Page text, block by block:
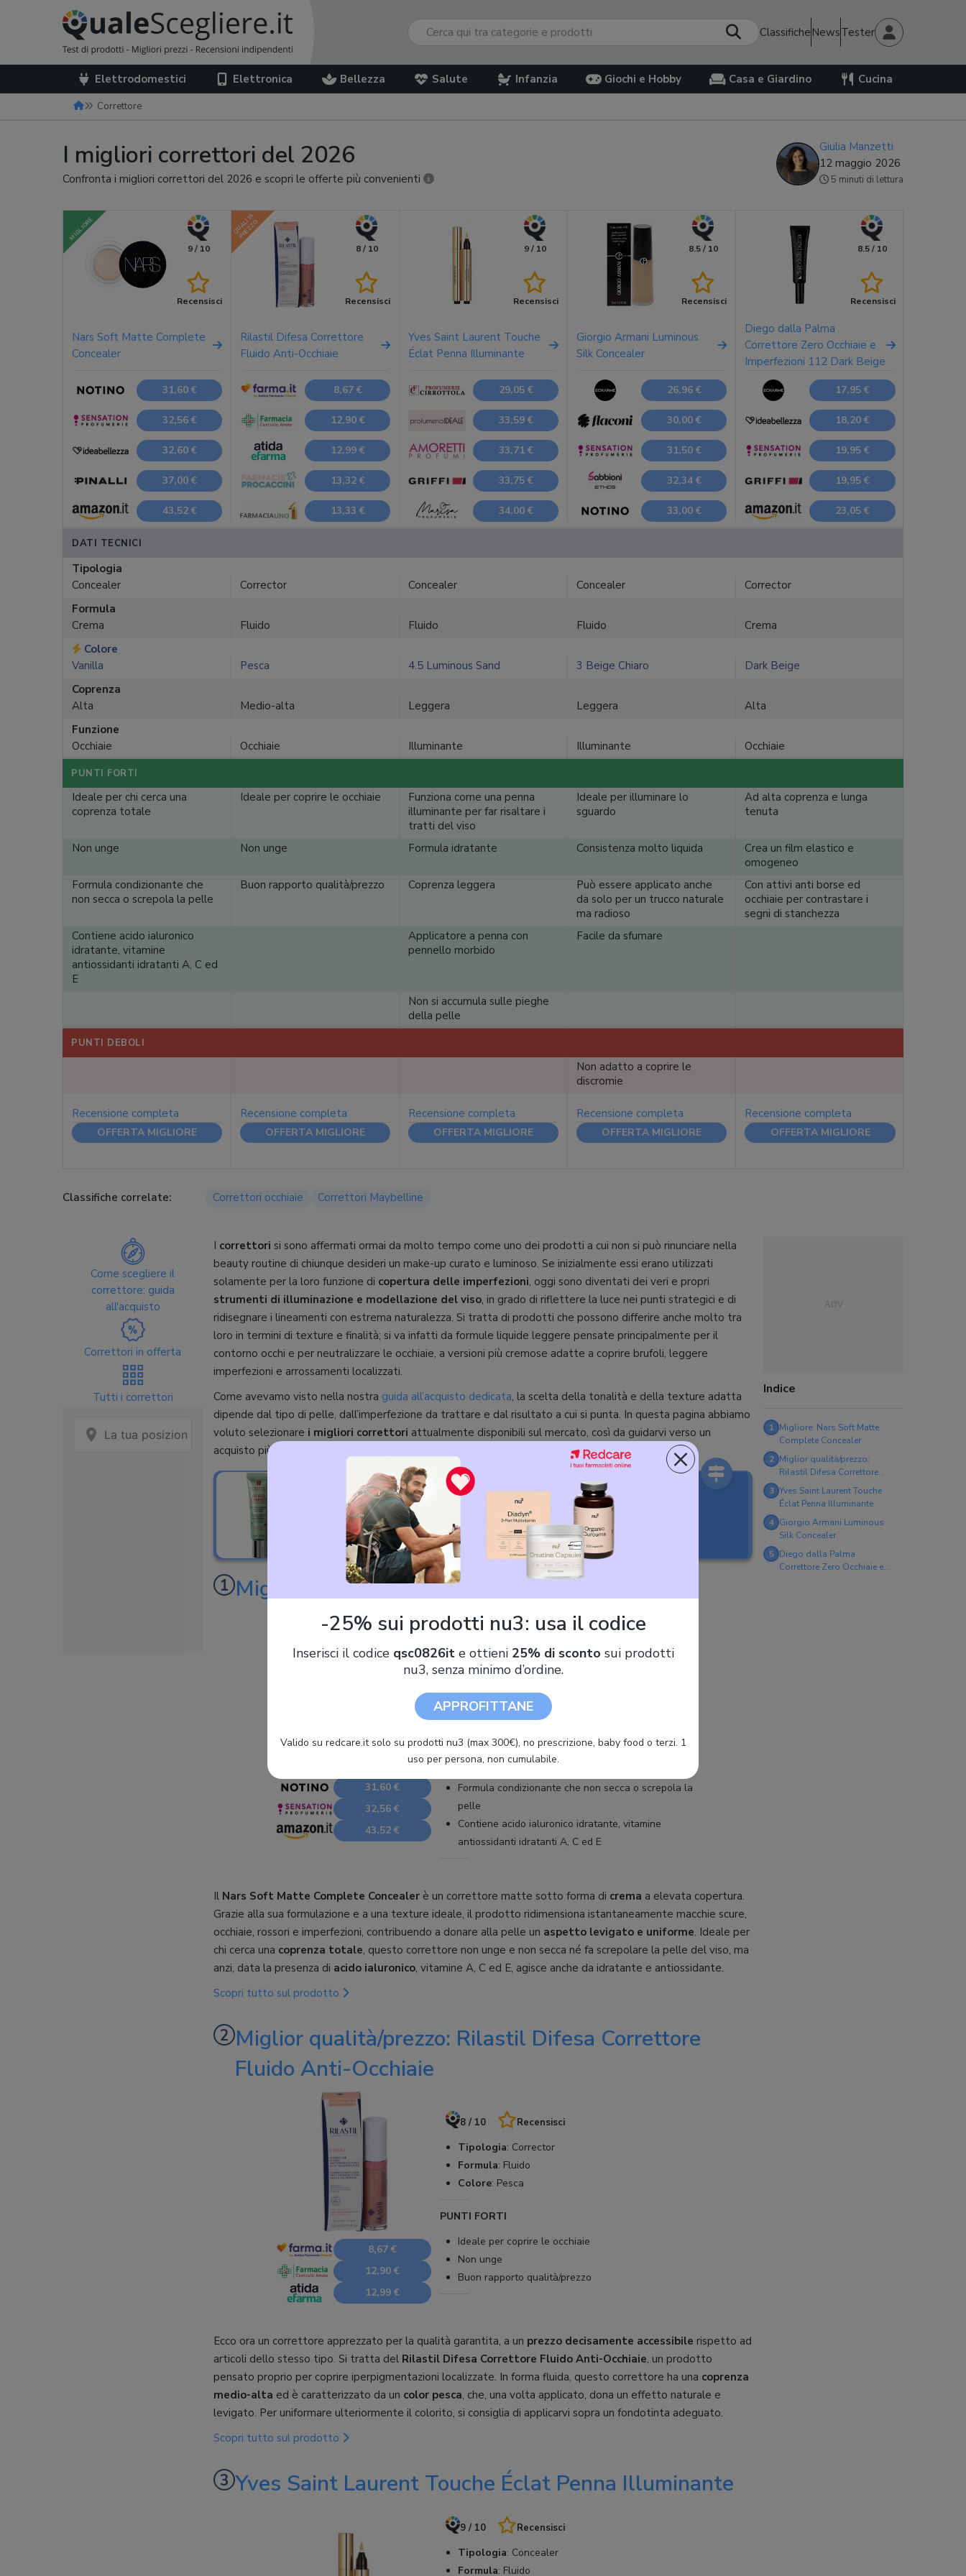
Classifiche NewsTester
Elettrodomestici Elettronica Bellezza Salute Infanzia Giochi e Hobby Casa e Giardino Cucina
Correttore
I migliori correttori del 2026
Confronta i migliori correttori del 2026 e scopri le offerte più convenienti
Giulia Manzetti
12 maggio 2026
5 minuti di lettura
MIGLIORE
9 / 10
Recensisci
QUALITÀ
PREZZO
8 / 10
Recensisci
9 / 10
Recensisci
8.5 / 10
Recensisci
8.5 / 10
Recensisci
Nars Soft Matte Complete
Concealer
Rilastil Difesa Correttore
Fluido Anti-Occhiaie
Yves Saint Laurent Touche
Éclat Penna Illuminante
Giorgio Armani Luminous
Silk Concealer
Diego dalla Palma
Correttore Zero Occhiaie e
Imperfezioni 112 Dark Beige
31,60 € 8,67 € 29,05 € 26,96 € 17,95 €
32,56 € 12,90 € 33,59 € 30,00 € 18,20 €
32,60 € 12,99 € 33,71 € 31,50 € 19,95 €
37,00 € 13,32 € 33,75 € 32,34 € 19,95 €
43,52 € 13,33 € 34,00 € 33,00 € 23,05 €
DATI TECNICI
Tipologia
Concealer
Corrector Concealer Concealer
Corrector
Formula
Crema
Fluido Fluido Fluido
Crema
Colore
Vanilla
Pesca 4.5 Luminous Sand 3 Beige Chiaro
Dark Beige
Coprenza
Alta
Medio-alta Leggera Leggera
Alta
Funzione
Occhiaie
Occhiaie Illuminante Illuminante Occhiaie
PUNTI FORTI
Ideale per chi cerca una
coprenza totale
Ideale per coprire le occhiaie
Funziona come una penna
illuminante per far risaltare i
tratti del viso
Ideale per illuminare lo
sguardo
Ad alta coprenza e lunga
tenuta
Non unge Non unge Formula idratante Consistenza molto liquida
Crea un film elastico e
omogeneo
Formula condizionante che
non secca o screpola la pelle
Buon rapporto qualità/prezzo Coprenza leggera
Può essere applicato anche
da solo per un trucco naturale
ma radioso
Con attivi anti borse ed
occhiaie per contrastare i
segni di stanchezza
Contiene acido ialuronico
idratante, vitamine
antiossidanti idratanti A, C ed
E
Applicatore a penna con
pennello morbido
Facile da sfumare
Non si accumula sulle pieghe
della pelle
PUNTI DEBOLI
Non adatto a coprire le
discromie
Recensione completa
OFFERTA MIGLIORE
Recensione completa
OFFERTA MIGLIORE
Recensione completa
OFFERTA MIGLIORE
Recensione completa
OFFERTA MIGLIORE
Recensione completa
OFFERTA MIGLIORE
Classifiche correlate: Correttori occhiaie Correttori Maybelline
Indice
1 Migliore: Nars Soft Matte
Complete Concealer
2 Miglior qualità/prezzo:
Rilastil Difesa Correttore
Fluido Anti-Occhiaie
3 Yves Saint Laurent Touche
Éclat Penna Illuminante
4 Giorgio Armani Luminous
Silk Concealer
5 Diego dalla Palma
Correttore Zero Occhiaie e
I correttori si sono affermati ormai da molto tempo come uno dei prodotti a cui non si può rinunciare nella
beauty routine di chiunque desideri un make-up curato e luminoso. Se inizialmente essi erano utilizzati
solamente per la loro funzione di copertura delle imperfezioni, oggi sono diventati dei veri e propri
strumenti di illuminazione e modellazione del viso, in grado di riflettere la luce nei punti strategici e di
ridisegnare i lineamenti con estrema naturalezza. Si tratta di prodotti che possono differire anche molto tra
loro in termini di texture e finalità; si va infatti da formule liquide leggere pensate principalmente per il
contorno occhi e per neutralizzare le occhiaie, a versioni più cremose adatte a coprire brufoli, leggere
imperfezioni e arrossamenti localizzati.
Come avevamo visto nella nostra guida all’acquisto dedicata, la scelta della tonalità e della texture adatta
dipende dal tipo di pelle, dall’imperfezione da trattare e dal risultato a cui si punta. In questa pagina abbiamo
voluto selezionare i migliori correttori attualmente disponibili sul mercato, così da guidarvi verso un
acquisto più mirato e consapevole.
LEGGI ANCHE
Le migliori CC cream
Le migliori BB cream
Migliore: Nars Soft Matte Complete Concealer
31,60 €
32,56 €
43,52 €
9 / 10 Recensisci
Tipologia: Concealer
Formula:Crema
Colore:Vanilla
Ideale per chi cerca una coprenza totale
Formula condizionante che non secca o screpola la
pelle
Contiene acido ialuronico idratante, vitamine
antiossidanti idratanti A, C ed E
Il Nars Soft Matte Complete Concealer è un correttore matte sotto forma di crema a elevata copertura.
Grazie alla sua formulazione e a una texture ideale, il prodotto ridimensiona istantaneamente macchie scure,
occhiaie, rossori e imperfezioni, contribuendo a donare alla pelle un aspetto levigato e uniforme. Ideale per
chi cerca una coprenza totale, questo correttore non unge e non secca né fa screpolare la pelle del viso, ma
anzi, data la presenza di acido ialuronico, vitamine A, C ed E, agisce anche da idratante e antiossidante.
Scopri tutto sul prodotto
Miglior qualità/prezzo: Rilastil Difesa Correttore
Fluido Anti-Occhiaie
8,67 €
12,90 €
12,99 €
8 / 10 Recensisci
Tipologia: Corrector
Formula: Fluido
Colore: Pesca
PUNTI FORTI
Ideale per coprire le occhiaie
Non unge
Buon rapporto qualità/prezzo
Ecco ora un correttore apprezzato per la qualità garantita, a un prezzo decisamente accessibile rispetto ad
articoli dello stesso tipo. Si tratta del Rilastil Difesa Correttore Fluido Anti-Occhiaie, un prodotto
pensato proprio per coprire iperpigmentazioni localizzate. In forma fluida, questo correttore ha una coprenza
medio-alta ed è caratterizzato da un color pesca, che, una volta applicato, dona un effetto naturale e
levigato. Per uniformare ulteriormente il colorito, si consiglia di applicarvi sopra un fondotinta adeguato.
Scopri tutto sul prodotto
Yves Saint Laurent Touche Éclat Penna Illuminante
9 / 10 Recensisci
Tipologia: Concealer
Formula: Fluido
Come scegliere il
correttore: guida
all'acquisto
Correttori in offerta
Tutti i correttori
×
-25% sui prodotti nu3: usa il codice
Inserisci il codice qsc0826ite ottieni 25% di sconto sui prodotti
nu3, senza minimo d’ordine.
APPROFITTANE
Valido su redcare.it solo su prodotti nu3 (max 300€), no prescrizione, baby food o terzi. 1
uso per persona, non cumulabile.